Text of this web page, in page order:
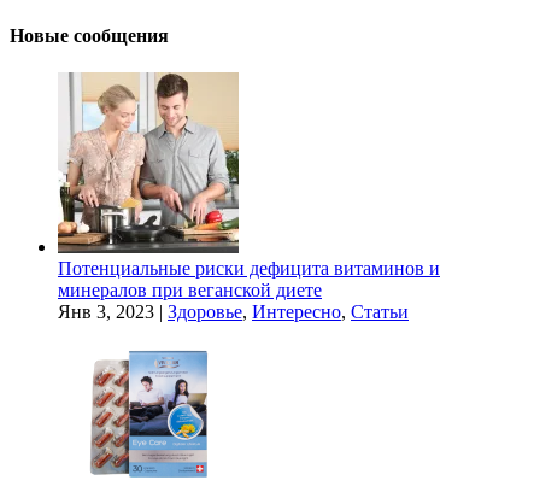
Новые сообщения
Потенциальные риски дефицита витаминов и
минералов при веганской диете
Янв 3, 2023 | Здоровье, Интересно, Статьи